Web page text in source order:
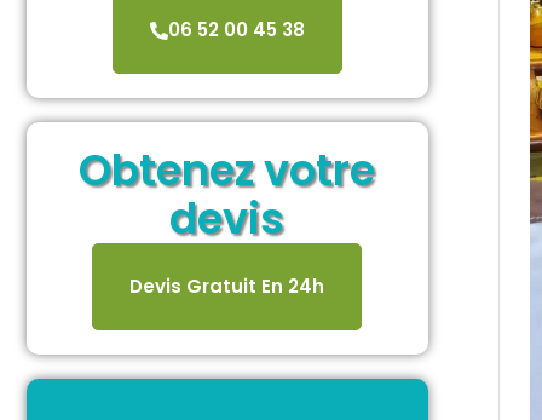
06 52 00 45 38
Obtenez votre
devis
Devis Gratuit En 24h